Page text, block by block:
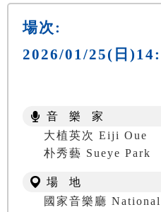
場次:
2026/01/25(日
音 樂 家
大植英次 Eiji Oue
朴秀藝 Sueye Park
場 地
國家音樂廳